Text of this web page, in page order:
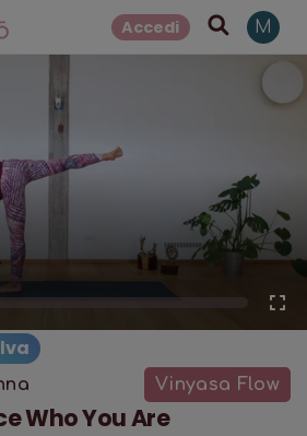
Accedi M
Vinyasa Flow
Who You Are